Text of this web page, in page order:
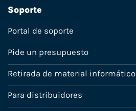
Soporte
Portal de soporte
Pide un presupuesto
Retirada de material informático
Para distribuidores